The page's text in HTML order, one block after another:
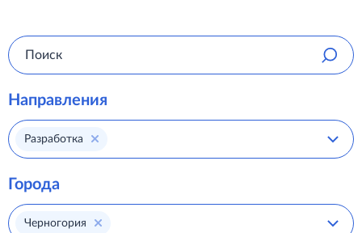
Направления
Разработка
Города
Черногория